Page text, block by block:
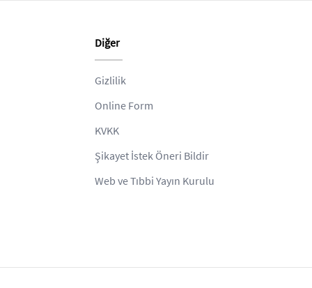
Diğer
Gizlilik
Online Form
KVKK
Şikayet İstek Öneri Bildir
Web ve Tıbbi Yayın Kurulu